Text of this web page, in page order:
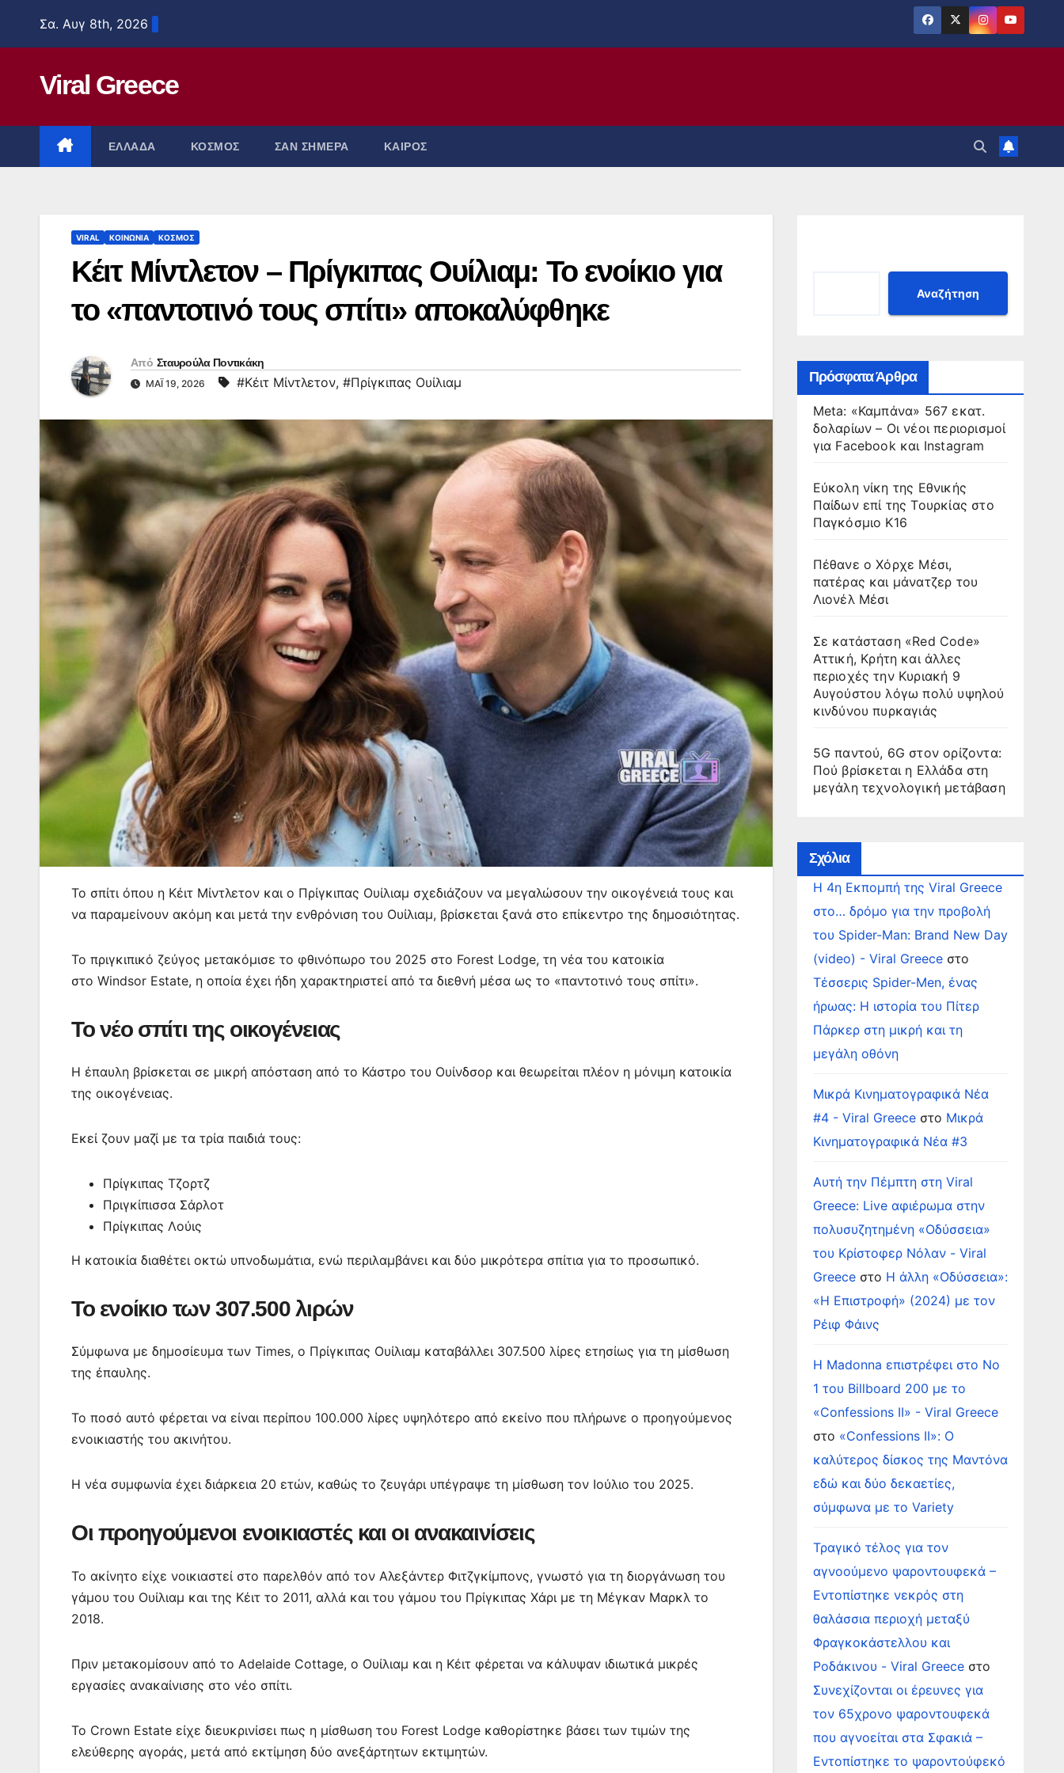
Σα. Αυγ 8th, 2026
Viral Greece
ΕΛΛΑΔΑ ΚΟΣΜΟΣ ΣΑΝ ΣΗΜΕΡΑ ΚΑΙΡΟΣ
VIRAL ΚΟΙΝΩΝΙΑ ΚΟΣΜΟΣ
Κέιτ Μίντλετον – Πρίγκιπας Ουίλιαμ: Το ενοίκιο για
το «παντοτινό τους σπίτι» αποκαλύφθηκε
Από Σταυρούλα Ποντικάκη
ΜΆΙ 19, 2026 #Κέιτ Μίντλετον, #Πρίγκιπας Ουίλιαμ
Το σπίτι όπου η Κέιτ Μίντλετον και ο Πρίγκιπας Ουίλιαμ σχεδιάζουν να μεγαλώσουν την οικογένειά τους και
να παραμείνουν ακόμη και μετά την ενθρόνιση του Ουίλιαμ, βρίσκεται ξανά στο επίκεντρο της δημοσιότητας.
Το πριγκιπικό ζεύγος μετακόμισε το φθινόπωρο του 2025 στο Forest Lodge, τη νέα του κατοικία
στο Windsor Estate, η οποία έχει ήδη χαρακτηριστεί από τα διεθνή μέσα ως το «παντοτινό τους σπίτι».
Το νέο σπίτι της οικογένειας
Η έπαυλη βρίσκεται σε μικρή απόσταση από το Κάστρο του Ουίνδσορ και θεωρείται πλέον η μόνιμη κατοικία
της οικογένειας.
Εκεί ζουν μαζί με τα τρία παιδιά τους:
Πρίγκιπας Τζορτζ
Πριγκίπισσα Σάρλοτ
Πρίγκιπας Λούις
Η κατοικία διαθέτει οκτώ υπνοδωμάτια, ενώ περιλαμβάνει και δύο μικρότερα σπίτια για το προσωπικό.
Το ενοίκιο των 307.500 λιρών
Σύμφωνα με δημοσίευμα των Times, ο Πρίγκιπας Ουίλιαμ καταβάλλει 307.500 λίρες ετησίως για τη μίσθωση
της έπαυλης.
Το ποσό αυτό φέρεται να είναι περίπου 100.000 λίρες υψηλότερο από εκείνο που πλήρωνε ο προηγούμενος
ενοικιαστής του ακινήτου.
Η νέα συμφωνία έχει διάρκεια 20 ετών, καθώς το ζευγάρι υπέγραψε τη μίσθωση τον Ιούλιο του 2025.
Οι προηγούμενοι ενοικιαστές και οι ανακαινίσεις
Το ακίνητο είχε νοικιαστεί στο παρελθόν από τον Αλεξάντερ Φιτζγκίμπονς, γνωστό για τη διοργάνωση του
γάμου του Ουίλιαμ και της Κέιτ το 2011, αλλά και του γάμου του Πρίγκιπας Χάρι με τη Μέγκαν Μαρκλ το
2018.
Πριν μετακομίσουν από το Adelaide Cottage, ο Ουίλιαμ και η Κέιτ φέρεται να κάλυψαν ιδιωτικά μικρές
εργασίες ανακαίνισης στο νέο σπίτι.
Το Crown Estate είχε διευκρινίσει πως η μίσθωση του Forest Lodge καθορίστηκε βάσει των τιμών της
ελεύθερης αγοράς, μετά από εκτίμηση δύο ανεξάρτητων εκτιμητών.
Αναζήτηση
Πρόσφατα Άρθρα
Meta: «Καμπάνα» 567 εκατ.
δολαρίων – Οι νέοι περιορισμοί
για Facebook και Instagram
Εύκολη νίκη της Εθνικής
Παίδων επί της Τουρκίας στο
Παγκόσμιο Κ16
Πέθανε ο Χόρχε Μέσι,
πατέρας και μάνατζερ του
Λιονέλ Μέσι
Σε κατάσταση «Red Code»
Αττική, Κρήτη και άλλες
περιοχές την Κυριακή 9
Αυγούστου λόγω πολύ υψηλού
κινδύνου πυρκαγιάς
5G παντού, 6G στον ορίζοντα:
Πού βρίσκεται η Ελλάδα στη
μεγάλη τεχνολογική μετάβαση
Σχόλια
Η 4η Εκπομπή της Viral Greece
στο… δρόμο για την προβολή
του Spider-Man: Brand New Day
(video) - Viral Greeceστο
Τέσσερις Spider-Men, ένας
ήρωας: Η ιστορία του Πίτερ
Πάρκερ στη μικρή και τη
μεγάλη οθόνη
Μικρά Κινηματογραφικά Νέα
#4 - Viral Greeceστο Μικρά
Κινηματογραφικά Νέα #3
Αυτή την Πέμπτη στη Viral
Greece: Live αφιέρωμα στην
πολυσυζητημένη «Οδύσσεια»
του Κρίστοφερ Νόλαν - Viral
Greeceστο Η άλλη «Οδύσσεια»:
«Η Επιστροφή» (2024) με τον
Ρέιφ Φάινς
Η Madonna επιστρέφει στο Νο
1 του Billboard 200 με το
«Confessions II» - Viral Greece
στο «Confessions II»: Ο
καλύτερος δίσκος της Μαντόνα
εδώ και δύο δεκαετίες,
σύμφωνα με το Variety
Τραγικό τέλος για τον
αγνοούμενο ψαροντουφεκά –
Εντοπίστηκε νεκρός στη
θαλάσσια περιοχή μεταξύ
Φραγκοκάστελλου και
Ροδάκινου - Viral Greeceστο
Συνεχίζονται οι έρευνες για
τον 65χρονο ψαροντουφεκά
που αγνοείται στα Σφακιά –
Εντοπίστηκε το ψαροντούφεκό